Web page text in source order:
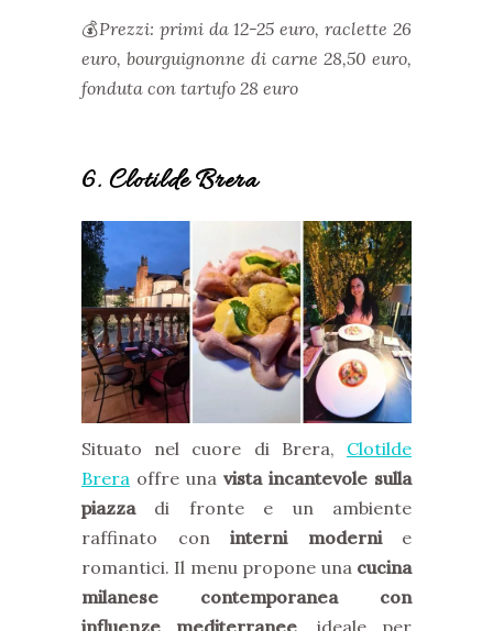
💰Prezzi: primi da 12-25 euro, raclette 26
euro, bourguignonne di carne 28,50 euro,
fonduta con tartufo 28 euro
6. Clotilde Brera
Situato nel cuore di Brera, Clotilde
Brera offre una vista incantevole sulla
piazzadi fronte e un ambiente
raffinato con interni modernie
romantici. Il menu propone una cucina
milanese contemporanea con